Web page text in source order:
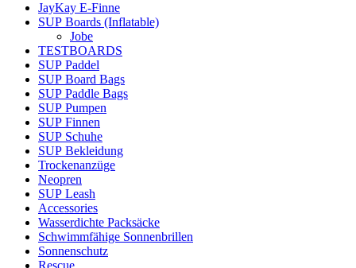
JayKay E-Finne
SUP Boards (Inflatable)
Jobe
TESTBOARDS
SUP Paddel
SUP Board Bags
SUP Paddle Bags
SUP Pumpen
SUP Finnen
SUP Schuhe
SUP Bekleidung
Trockenanzüge
Neopren
SUP Leash
Accessories
Wasserdichte Packsäcke
Schwimmfähige Sonnenbrillen
Sonnenschutz